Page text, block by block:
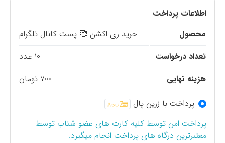
اطلاعات پرداخت
محصول
خرید ری اکشن 🥰 پست کانال تلگرام
تعداد درخواست
10 عدد
هزینه نهایی
700 تومان
پرداخت با زرین پال
پرداخت امن توسط کلیه کارت های عضو شتاب توسط
معتبرترین درگاه های پرداخت انجام میگیرد.